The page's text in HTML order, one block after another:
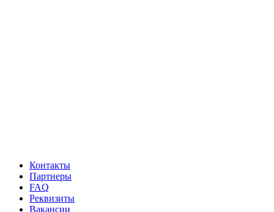
Контакты
Партнеры
FAQ
Реквизиты
Вакансии